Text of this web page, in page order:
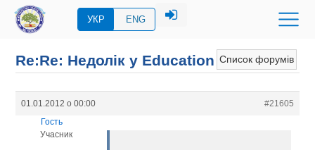
УКР ENG
Список форумів
Re:Re: Недолік у Education
01.01.2012 о 00:00
#21605
Гость
Учасник